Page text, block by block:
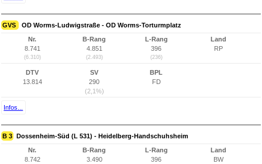
GVS OD Worms-Ludwigstraße - OD Worms-Torturmplatz
Nr.
8.741
(6.310)
B-Rang
4.851
(2.493)
L-Rang
396
(236)
Land
RP
DTV
13.814
SV
290
(2,1%)
BPL
FD
Infos...
B 3 Dossenheim-Süd (L 531) - Heidelberg-Handschuhsheim
Nr.
8.742
B-Rang
3.490
L-Rang
396
Land
BW